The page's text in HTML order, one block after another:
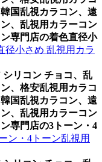
国乱視カラコン、遠
、乱視用カラーコン
専門店の着色直径小
径小さめ 乱視用カラ
シリコン チョコ、乱
、格安乱視用カラコ
国乱視カラコン、遠
、乱視用カラーコン
専門店の3トーン・4
ン・4トーン乱視用